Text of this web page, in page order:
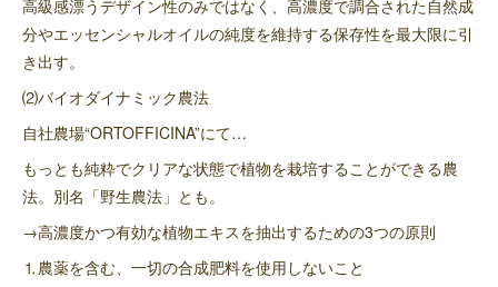
高級感漂うデザイン性のみではなく、高濃度で調合された自然成
分やエッセンシャルオイルの純度を維持する保存性を最大限に引
き出す。
⑵バイオダイナミック農法
自社農場“ORTOFFICINA”にて…
もっとも純粋でクリアな状態で植物を栽培することができる農
法。別名「野生農法」とも。
→高濃度かつ有効な植物エキスを抽出するための3つの原則
⒈農薬を含む、一切の合成肥料を使用しないこと